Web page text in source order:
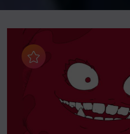
Aggiungi ai preferiti